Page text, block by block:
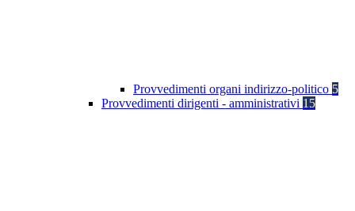
Provvedimenti organi indirizzo-politico 5
Provvedimenti dirigenti - amministrativi 15